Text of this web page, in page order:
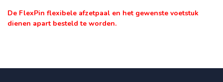
De FlexPin flexibele afzetpaal en het gewenste voetstuk
dienen apart besteld te worden.